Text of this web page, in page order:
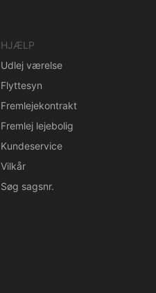
HJÆLP
Udlej værelse
Flyttesyn
Fremlejekontrakt
Fremlej lejebolig
Kundeservice
Vilkår
Søg sagsnr.